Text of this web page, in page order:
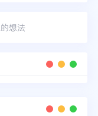
想法